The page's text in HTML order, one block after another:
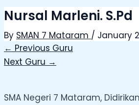
Nursal Marleni. S.Pd
By SMAN 7 Mataram / January
← Previous Guru
Next Guru →
SMA Negeri 7 Mataram,